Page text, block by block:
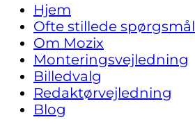
Hjem
Ofte stillede spørgsmål
Om Mozix
Monteringsvejledning
Billedvalg
Redaktørvejledning
Blog